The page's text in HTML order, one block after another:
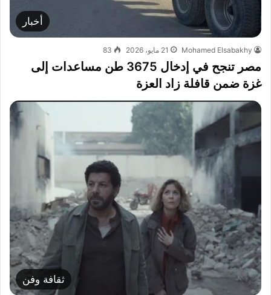
أخبار
Mohamed Elsabakhy 21 مايو، 2026 83
مصر تنجح في إدخال 3675 طن مساعدات إلى
غزة ضمن قافلة زاد العزة
ثقافة وفن